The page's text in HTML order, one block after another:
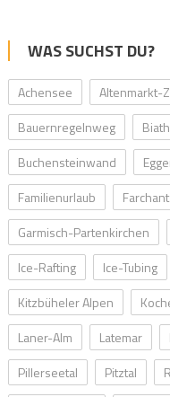
WAS SUCHST DU?
Achensee Altenmarkt-
Bauernregelnweg
Buchensteinwand
Familienurlaub
Farchant
Garmisch-Partenkirchen
Ice-Rafting
Ice-Tubing
Kitzbüheler Alpen
Laner-Alm
Latemar
Pillerseetal
Pitztal